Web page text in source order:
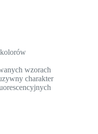
wzorach
charakter